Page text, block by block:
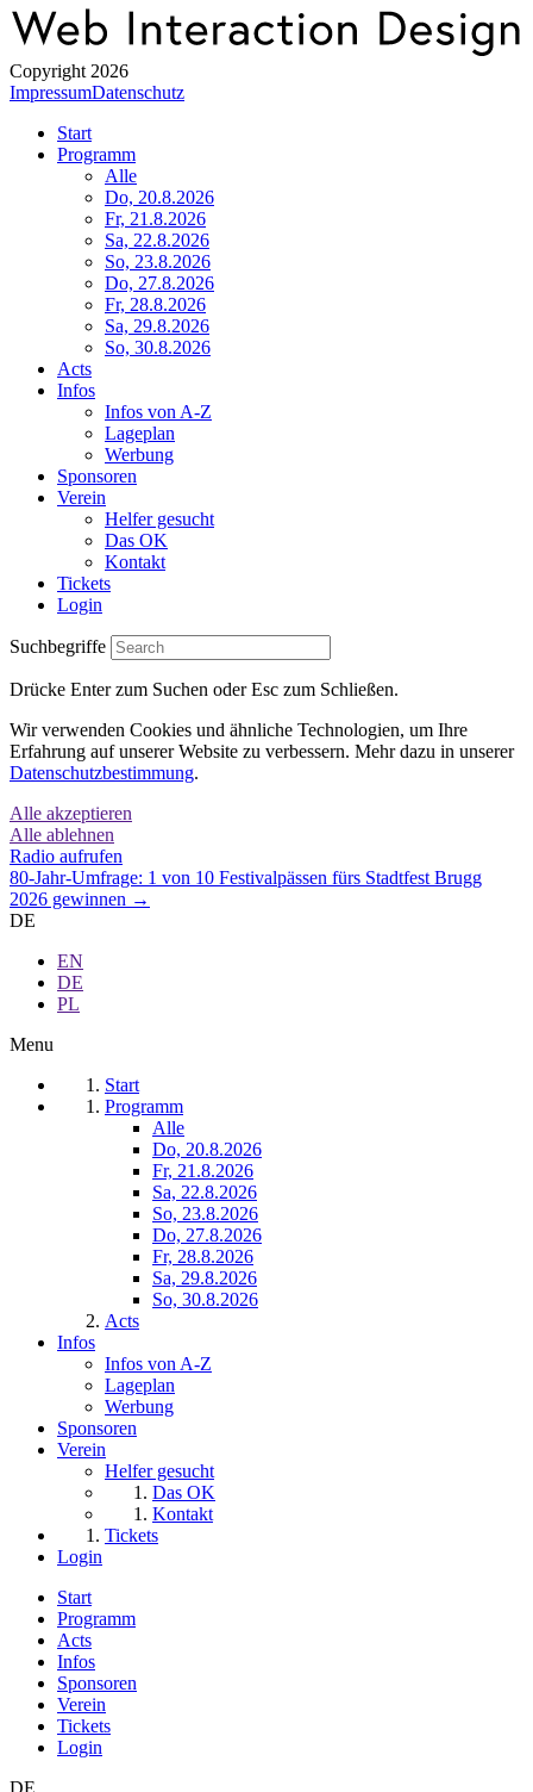
Copyright 2026
ImpressumDatenschutz
Start
Programm
Alle
Do, 20.8.2026
Fr, 21.8.2026
Sa, 22.8.2026
So, 23.8.2026
Do, 27.8.2026
Fr, 28.8.2026
Sa, 29.8.2026
So, 30.8.2026
Acts
Infos
Infos von A-Z
Lageplan
Werbung
Sponsoren
Verein
Helfer gesucht
Das OK
Kontakt
Tickets
Login
Suchbegriffe
Drücke Enter zum Suchen oder Esc zum Schließen.
Wir verwenden Cookies und ähnliche Technologien, um Ihre
Erfahrung auf unserer Website zu verbessern. Mehr dazu in unserer
Datenschutzbestimmung.
Alle akzeptieren
Alle ablehnen
Radio aufrufen
80-Jahr-Umfrage: 1 von 10 Festivalpässen fürs Stadtfest Brugg
2026 gewinnen →
DE
EN
DE
PL
Menu
Start
Programm
Alle
Do, 20.8.2026
Fr, 21.8.2026
Sa, 22.8.2026
So, 23.8.2026
Do, 27.8.2026
Fr, 28.8.2026
Sa, 29.8.2026
So, 30.8.2026
Acts
Infos
Infos von A-Z
Lageplan
Werbung
Sponsoren
Verein
Helfer gesucht
Das OK
Kontakt
Tickets
Login
Start
Programm
Acts
Infos
Sponsoren
Verein
Tickets
Login
DE